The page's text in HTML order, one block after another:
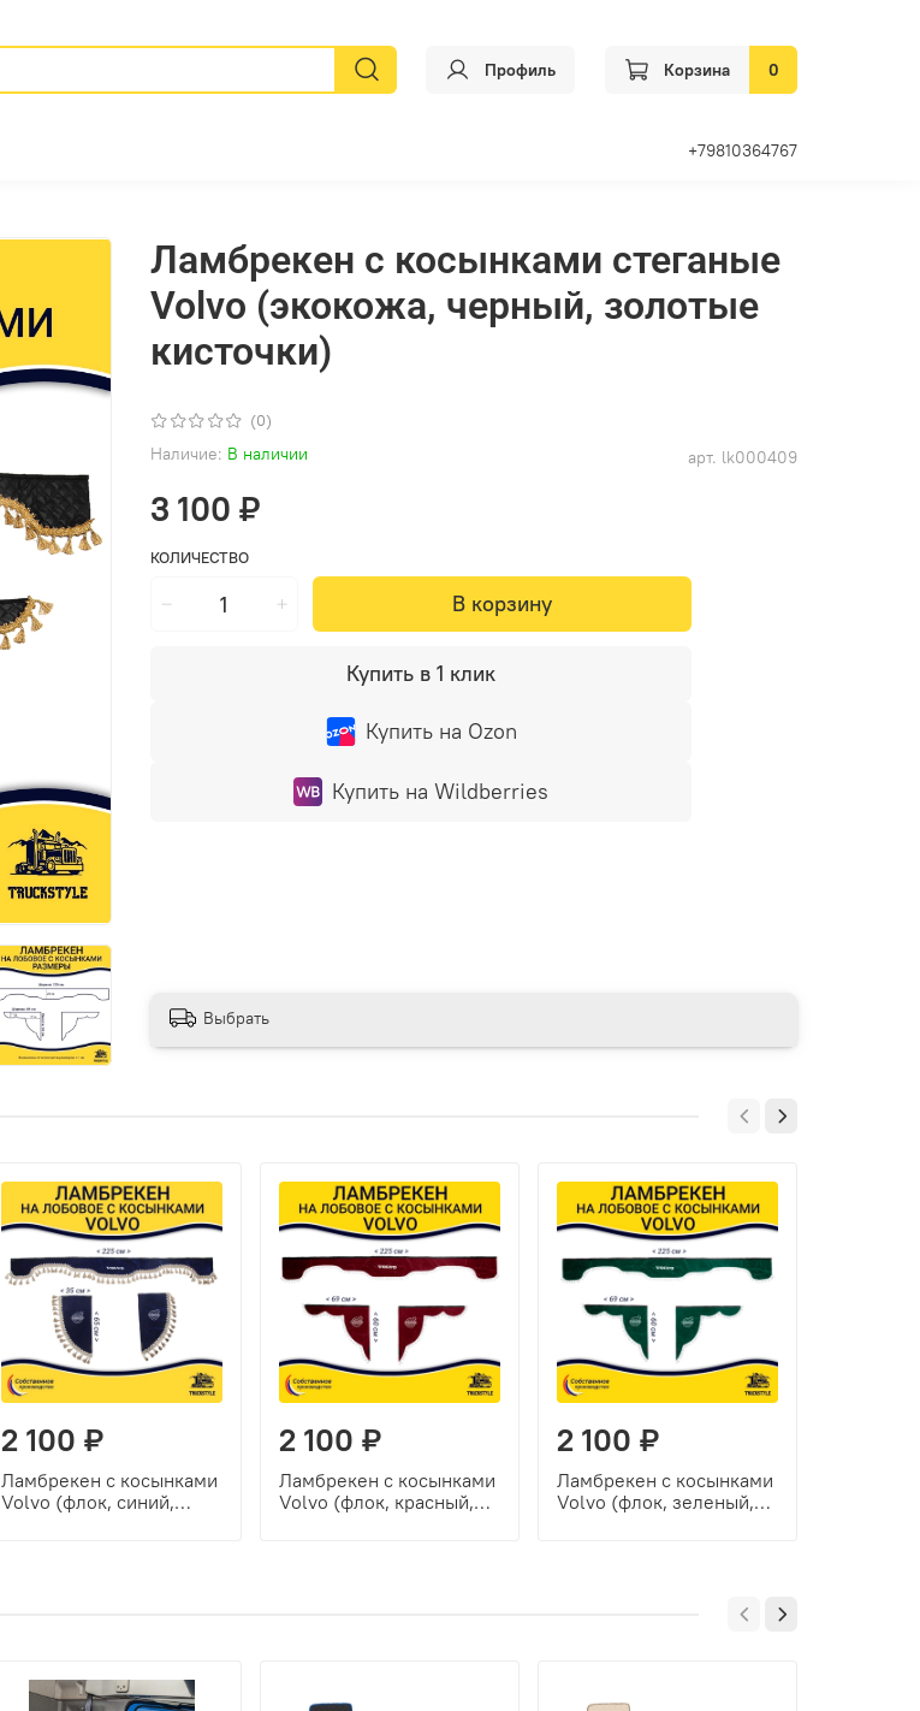
Профиль Корзина 0
+79810364767
(0)
арт. lk000409
Наличие: В наличии
Ламбрекен с косынками стеганые
Volvo (экокожа, черный, золотые
кисточки)
3 100 ₽
КОЛИЧЕСТВО
В корзину
Купить в 1 клик
Купить на Ozon
Купить на Wildberries
Выбрать
2 100 ₽
Ламбрекен с косынками
Volvo (флок, синий,
2 100 ₽
Ламбрекен с косынками
Volvo (флок, красный,
2 100 ₽
Ламбрекен с косынками
Volvo (флок, зеленый,